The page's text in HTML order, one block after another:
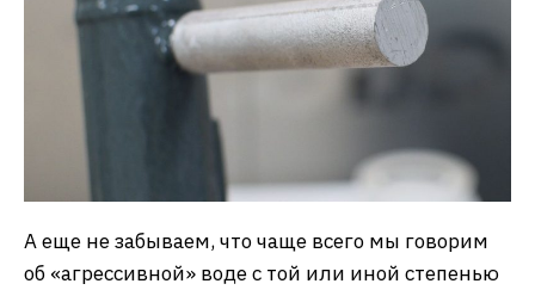
А еще не забываем, что чаще всего мы говорим
об «агрессивной» воде с той или иной степенью